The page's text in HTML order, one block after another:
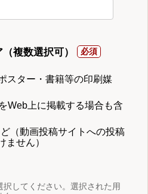
複数選択可）
スター・書籍等の印刷媒
Web上に掲載する場合も含
（動画投稿サイトへの投稿
ません）
してください。選択された用